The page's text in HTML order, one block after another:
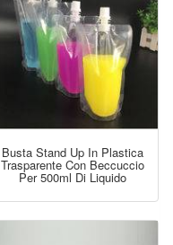
Busta Stand Up In Plastica
Trasparente Con Beccuccio
Per 500ml Di Liquido